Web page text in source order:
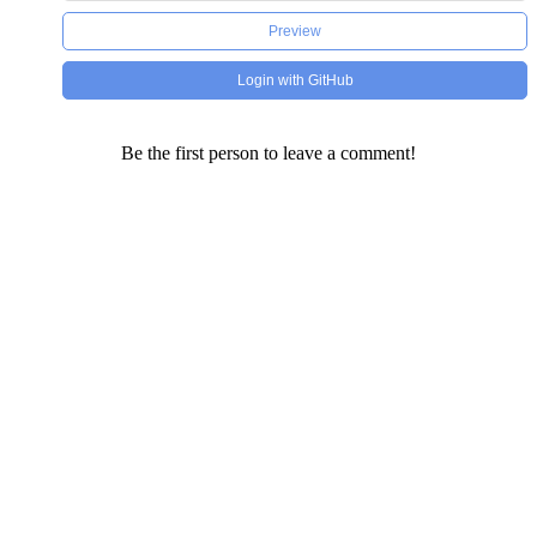
Preview
Login with GitHub
Be the first person to leave a comment!